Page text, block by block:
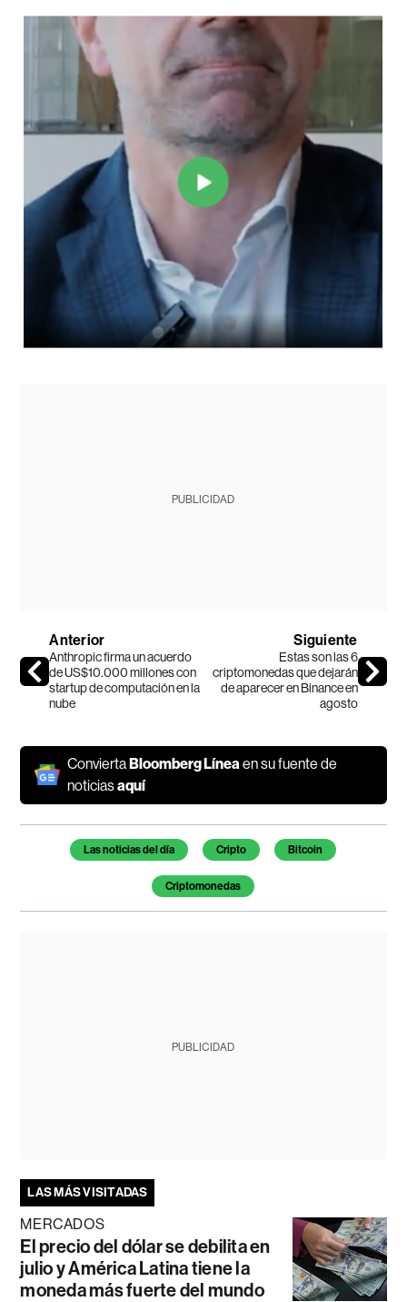
PUBLICIDAD
Anterior
Anthropic firma un acuerdo
de US$10.000 millones con
startup de computación en la
nube
Siguiente
Estas son las 6
criptomonedas que dejarán
de aparecer en Binance en
agosto
ConviertaBloomberg Línea en su fuente de
noticiasaquí
Temas de este artículo
Las noticias del día Cripto Bitcoin
Criptomonedas
PUBLICIDAD
LAS MÁS VISITADAS
MERCADOS
El precio del dólar se debilita en
julio y América Latina tiene la
moneda más fuerte del mundo